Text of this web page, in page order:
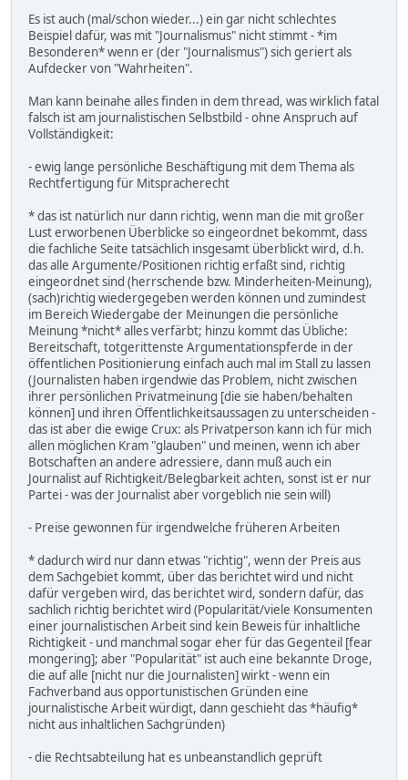
Es ist auch (mal/schon wieder...) ein gar nicht schlechtes
Beispiel dafür, was mit "Journalismus" nicht stimmt - *im
Besonderen* wenn er (der "Journalismus") sich geriert als
Aufdecker von "Wahrheiten".
Man kann beinahe alles finden in dem thread, was wirklich fatal
falsch ist am journalistischen Selbstbild - ohne Anspruch auf
Vollständigkeit:
- ewig lange persönliche Beschäftigung mit dem Thema als
Rechtfertigung für Mitspracherecht
* das ist natürlich nur dann richtig, wenn man die mit großer
Lust erworbenen Überblicke so eingeordnet bekommt, dass
die fachliche Seite tatsächlich insgesamt überblickt wird, d.h.
das alle Argumente/Positionen richtig erfaßt sind, richtig
eingeordnet sind (herrschende bzw. Minderheiten-Meinung),
(sach)richtig wiedergegeben werden können und zumindest
im Bereich Wiedergabe der Meinungen die persönliche
Meinung *nicht* alles verfärbt; hinzu kommt das Übliche:
Bereitschaft, totgerittenste Argumentationspferde in der
öffentlichen Positionierung einfach auch mal im Stall zu lassen
(Journalisten haben irgendwie das Problem, nicht zwischen
ihrer persönlichen Privatmeinung [die sie haben/behalten
können] und ihren Öffentlichkeitsaussagen zu unterscheiden -
das ist aber die ewige Crux: als Privatperson kann ich für mich
allen möglichen Kram "glauben" und meinen, wenn ich aber
Botschaften an andere adressiere, dann muß auch ein
Journalist auf Richtigkeit/Belegbarkeit achten, sonst ist er nur
Partei - was der Journalist aber vorgeblich nie sein will)
- Preise gewonnen für irgendwelche früheren Arbeiten
* dadurch wird nur dann etwas "richtig", wenn der Preis aus
dem Sachgebiet kommt, über das berichtet wird und nicht
dafür vergeben wird, das berichtet wird, sondern dafür, das
sachlich richtig berichtet wird (Popularität/viele Konsumenten
einer journalistischen Arbeit sind kein Beweis für inhaltliche
Richtigkeit - und manchmal sogar eher für das Gegenteil [fear
mongering]; aber "Popularität" ist auch eine bekannte Droge,
die auf alle [nicht nur die Journalisten] wirkt - wenn ein
Fachverband aus opportunistischen Gründen eine
journalistische Arbeit würdigt, dann geschieht das *häufig*
nicht aus inhaltlichen Sachgründen)
- die Rechtsabteilung hat es unbeanstandlich geprüft